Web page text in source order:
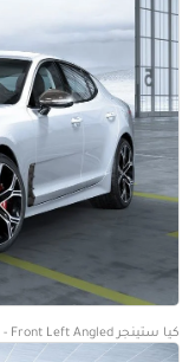
كيا ستينجر exterior - Front Left Angled